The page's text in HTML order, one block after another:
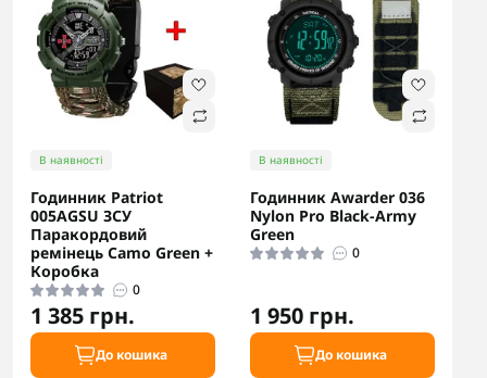
В наявності
Годинник Patriot
005AGSU ЗСУ
Паракордовий
ремінець Camo Green +
Коробка
0
1 385 грн.
До кошика
В наявності
Годинник Awarder 036
Nylon Pro Black-Army
Green
0
1 950 грн.
До кошика